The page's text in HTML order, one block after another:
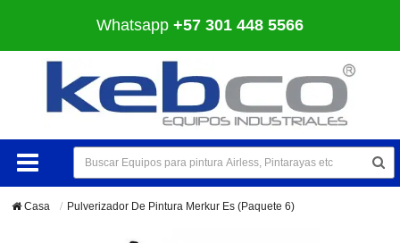
Whatsapp +57 301 448 5566
Casa Pulverizador De Pintura Merkur Es (Paquete 6)